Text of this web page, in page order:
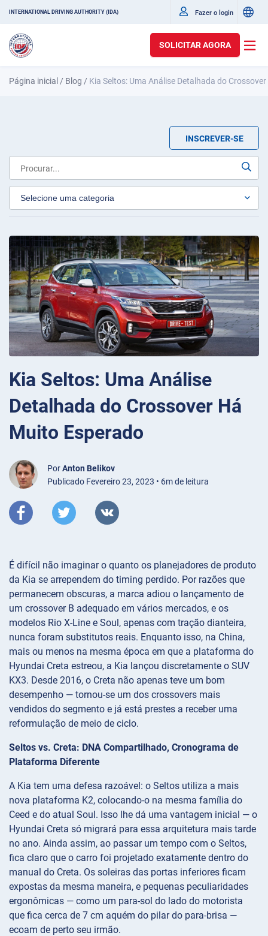
INTERNATIONAL DRIVING AUTHORITY (IDA) Fazer o login
SOLICITAR AGORA
Página inicial / Blog / Kia Seltos: Uma Análise Detalhada do
INSCREVER-SE
Kia Seltos: Uma Análise
Detalhada do Crossover Há
Muito Esperado
PorAnton Belikov
Publicado Fevereiro 23, 2023 • 6m de leitura
É difícil não imaginar o quanto os planejadores de produto
da Kia se arrependem do timing perdido. Por razões que
permanecem obscuras, a marca adiou o lançamento de
um crossover B adequado em vários mercados, e os
modelos Rio X-Line e Soul, apenas com tração dianteira,
nunca foram substitutos reais. Enquanto isso, na China,
mais ou menos na mesma época em que a plataforma do
Hyundai Creta estreou, a Kia lançou discretamente o SUV
KX3. Desde 2016, o Creta não apenas teve um bom
desempenho — tornou-se um dos crossovers mais
vendidos do segmento e já está prestes a receber uma
reformulação de meio de ciclo.
Seltos vs. Creta: DNA Compartilhado, Cronograma de
Plataforma Diferente
A Kia tem uma defesa razoável: o Seltos utiliza a mais
nova plataforma K2, colocando-o na mesma família do
Ceed e do atual Soul. Isso lhe dá uma vantagem inicial — o
Hyundai Creta só migrará para essa arquitetura mais tarde
no ano. Ainda assim, ao passar um tempo com o Seltos,
fica claro que o carro foi projetado exatamente dentro do
manual do Creta. Os soleiras das portas inferiores ficam
expostas da mesma maneira, e pequenas peculiaridades
ergonômicas — como um para-sol do lado do motorista
que fica cerca de 7 cm aquém do pilar do para-brisa —
ecoam de perto seu irmão.